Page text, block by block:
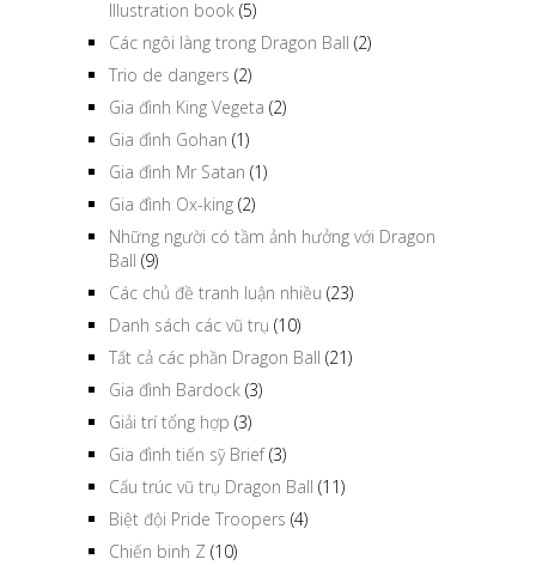
Illustration book (5)
Các ngôi làng trong Dragon Ball (2)
Trio de dangers (2)
Gia đình King Vegeta (2)
Gia đình Gohan (1)
Gia đình Mr Satan (1)
Gia đình Ox-king (2)
Những người có tầm ảnh hưởng với Dragon
Ball (9)
Các chủ đề tranh luận nhiều (23)
Danh sách các vũ trụ (10)
Tất cả các phần Dragon Ball (21)
Gia đình Bardock (3)
Giải trí tổng hợp (3)
Gia đình tiến sỹ Brief(3)
Cấu trúc vũ trụ Dragon Ball (11)
Biệt đội Pride Troopers (4)
Chiến binh Z (10)